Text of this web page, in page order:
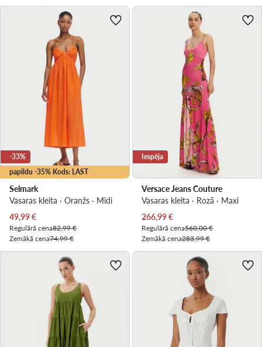
papildu -35% Kods: LAST
-33%
Selmark
Vasaras kleita · Oranžs · Midi
Pašreizējā cena
49,99€
Regulārā cena82,99 €
Zemākā cena74,99 €
Iespēja
Versace Jeans Couture
Vasaras kleita · Rozā · Maxi
Pašreizējā cena
266,99€
Regulārā cena560,00 €
Zemākā cena283,99 €